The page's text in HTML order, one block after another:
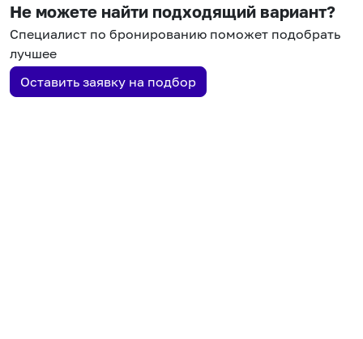
Не можете найти подходящий вариант?
Специалист по бронированию поможет подобрать
лучшее
Оставить заявку на подбор